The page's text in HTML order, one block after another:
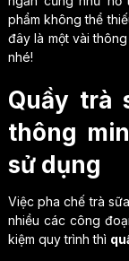
phẩm không thể
đây là một vài
nhé!
Quầy trà
thông
sử dụng
Việc pha chế trà
nhiều các công
kiệm quy trình thì